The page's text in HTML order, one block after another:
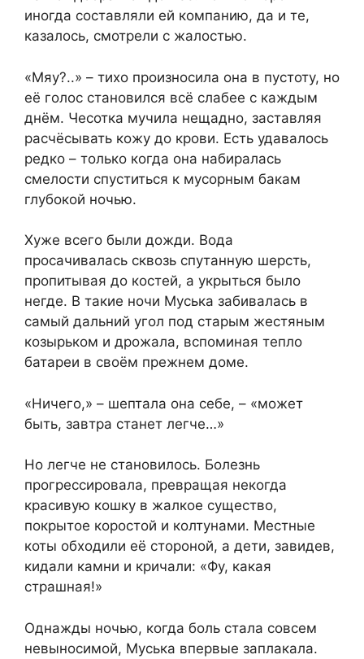
иногда составляли ей компанию, да и те,
казалось, смотрели с жалостью.
«Мяу?..» – тихо произносила она в пустоту, но
её голос становился всё слабее с каждым
днём. Чесотка мучила нещадно, заставляя
расчёсывать кожу до крови. Есть удавалось
редко – только когда она набиралась
смелости спуститься к мусорным бакам
глубокой ночью.
Хуже всего были дожди. Вода
просачивалась сквозь спутанную шерсть,
пропитывая до костей, а укрыться было
негде. В такие ночи Муська забивалась в
самый дальний угол под старым жестяным
козырьком и дрожала, вспоминая тепло
батареи в своём прежнем доме.
«Ничего,» – шептала она себе, – «может
быть, завтра станет легче…»
Но легче не становилось. Болезнь
прогрессировала, превращая некогда
красивую кошку в жалкое существо,
покрытое коростой и колтунами. Местные
коты обходили её стороной, а дети, завидев,
кидали камни и кричали: «Фу, какая
страшная!»
Однажды ночью, когда боль стала совсем
невыносимой, Муська впервые заплакала.